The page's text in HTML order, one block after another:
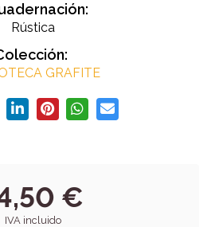
Rústica
GRAFITE
€
IVA incluido